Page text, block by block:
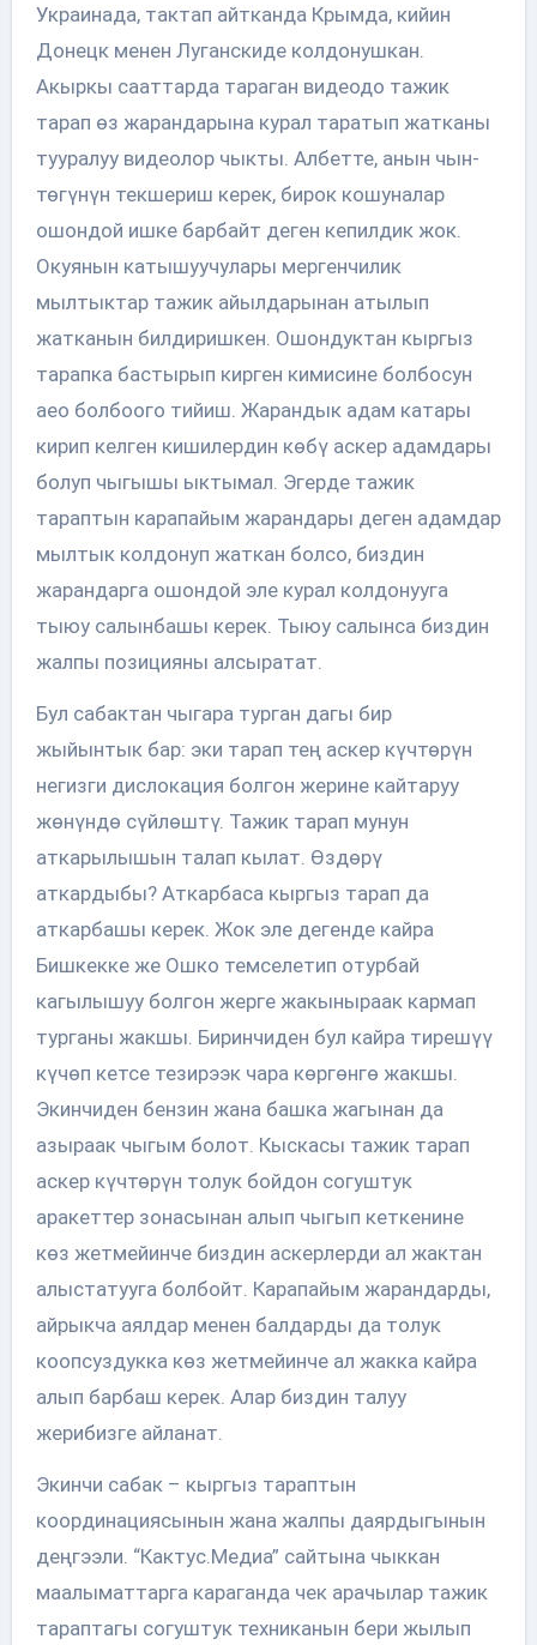
Украинада, тактап айтканда Крымда, кийин
Донецк менен Луганскиде колдонушкан.
Акыркы сааттарда тараган видеодо тажик
тарап өз жарандарына курал таратып жатканы
тууралуу видеолор чыкты. Албетте, анын чын-
төгүнүн текшериш керек, бирок кошуналар
ошондой ишке барбайт деген кепилдик жок.
Окуянын катышуучулары мергенчилик
мылтыктар тажик айылдарынан атылып
жатканын билдиришкен. Ошондуктан кыргыз
тарапка бастырып кирген кимисине болбосун
аео болбоого тийиш. Жарандык адам катары
кирип келген кишилердин көбү аскер адамдары
болуп чыгышы ыктымал. Эгерде тажик
тараптын карапайым жарандары деген адамдар
мылтык колдонуп жаткан болсо, биздин
жарандарга ошондой эле курал колдонууга
тыюу салынбашы керек. Тыюу салынса биздин
жалпы позицияны алсыратат.
Бул сабактан чыгара турган дагы бир
жыйынтык бар: эки тарап тең аскер күчтөрүн
негизги дислокация болгон жерине кайтаруу
жөнүндө сүйлөштү. Тажик тарап мунун
аткарылышын талап кылат. Өздөрү
аткардыбы? Аткарбаса кыргыз тарап да
аткарбашы керек. Жок эле дегенде кайра
Бишкекке же Ошко темселетип отурбай
кагылышуу болгон жерге жакыныраак кармап
турганы жакшы. Биринчиден бул кайра тирешүү
күчөп кетсе тезирээк чара көргөнгө жакшы.
Экинчиден бензин жана башка жагынан да
азыраак чыгым болот. Кыскасы тажик тарап
аскер күчтөрүн толук бойдон согуштук
аракеттер зонасынан алып чыгып кеткенине
көз жетмейинче биздин аскерлерди ал жактан
алыстатууга болбойт. Карапайым жарандарды,
айрыкча аялдар менен балдарды да толук
коопсуздукка көз жетмейинче ал жакка кайра
алып барбаш керек. Алар биздин талуу
жерибизге айланат.
Экинчи сабак – кыргыз тараптын
координациясынын жана жалпы даярдыгынын
деңгээли. “Кактус.Медиа” сайтына чыккан
маалыматтарга караганда чек арачылар тажик
тараптагы согуштук техниканын бери жылып